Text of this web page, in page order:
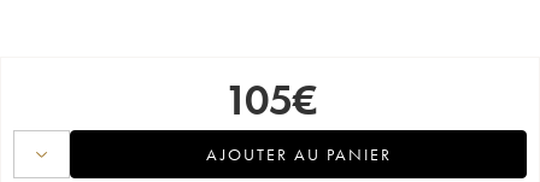
105€
AJOUTER AU PANIER